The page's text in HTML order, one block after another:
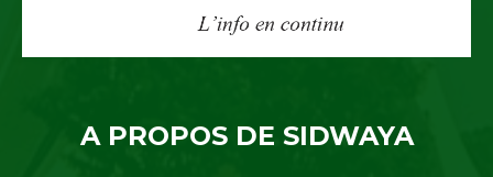
A PROPOS DE SIDWAYA